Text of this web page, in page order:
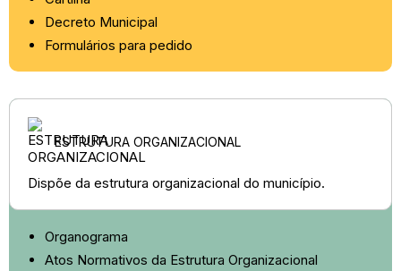
Decreto Municipal
Formulários para pedido
ESTRUTURA ORGANIZACIONAL
Dispõe da estrutura organizacional do município.
Organograma
Atos Normativos da Estrutura Organizacional